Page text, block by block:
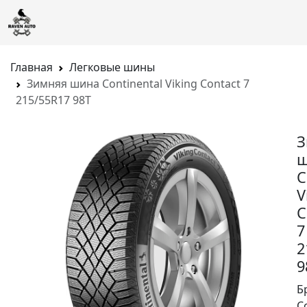
Главная
Легковые шины
Зимняя шина Continental Viking Contact 7
215/55R17 98T
7